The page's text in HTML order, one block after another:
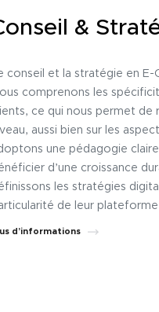
&
conseil et la stratégie en
comprenons les
ce qui nous permet de
aussi bien sur les
une pédagogie
d’une croissance
les stratégies
de leur
d’informations